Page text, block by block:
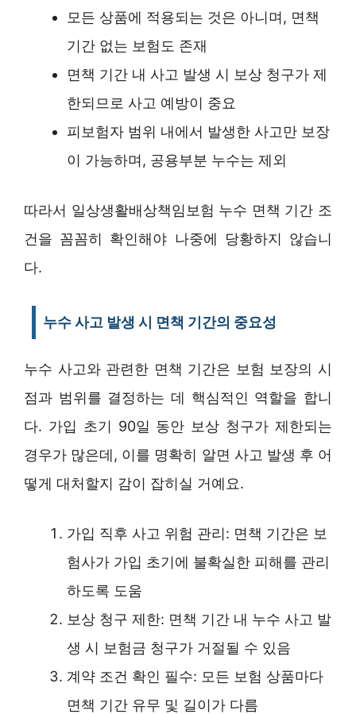
모든 상품에 적용되는 것은 아니며, 면책
기간 없는 보험도 존재
면책 기간 내 사고 발생 시 보상 청구가 제
한되므로 사고 예방이 중요
피보험자 범위 내에서 발생한 사고만 보장
이 가능하며, 공용부분 누수는 제외
따라서 일상생활배상책임보험 누수 면책 기간 조
건을 꼼꼼히 확인해야 나중에 당황하지 않습니
다.
누수 사고 발생 시 면책 기간의 중요성
누수 사고와 관련한 면책 기간은 보험 보장의 시
점과 범위를 결정하는 데 핵심적인 역할을 합니
다. 가입 초기 90일 동안 보상 청구가 제한되는
경우가 많은데, 이를 명확히 알면 사고 발생 후 어
떻게 대처할지 감이 잡히실 거예요.
가입 직후 사고 위험 관리: 면책 기간은 보
험사가 가입 초기에 불확실한 피해를 관리
하도록 도움
보상 청구 제한: 면책 기간 내 누수 사고 발
생 시 보험금 청구가 거절될 수 있음
계약 조건 확인 필수: 모든 보험 상품마다
면책 기간 유무 및 길이가 다름